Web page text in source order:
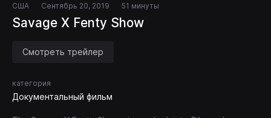
США Сентябрь 20, 2019 51 минуты
Savage X Fenty Show
Смотреть трейлер
категория
Документальный фильм